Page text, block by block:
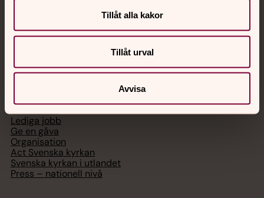
Tillåt alla kakor
Tillåt urval
Avvisa
Svenska kyrkan
Lediga jobb
Ge en gåva
Organisation
Act Svenska kyrkan
Svenska kyrkan i utlandet
Press – nationell nivå